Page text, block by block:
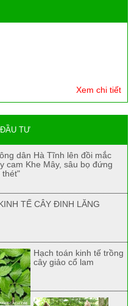
Xem chi tiết
TƯ
dân Hà Tĩnh lên đồi mắc
cam Khe Mây, sâu bọ đứng
thét"
TẾ CÂY ĐINH LĂNG
Hạch toán kinh tế trồng
cây giảo cổ lam